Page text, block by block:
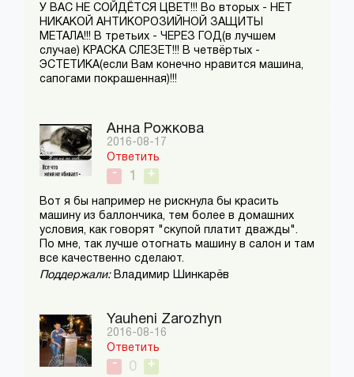
У ВАС НЕ СОЙДЁТСЯ ЦВЕТ!!! Во вторых - НЕТ
НИКАКОЙ АНТИКОРОЗИЙНОЙ ЗАЩИТЫ
МЕТАЛА!!! В третьих - ЧЕРЕЗ ГОД(в лучшем
случае) КРАСКА СЛЕЗЕТ!!! В четвёртых -
ЭСТЕТИКА(если Вам конечно нравится машина,
сапогами покрашенная)!!!
Анна Рожкова
2016-08-17
Ответить
-
1 +
Вот я бы например не рискнула бы красить
машину из баллончика, тем более в домашних
условия, как говорят "скупой платит дважды".
По мне, так лучше отогнать машину в салон и там
все качественно сделают.
Поддержали: Владимир Шинкарёв
Yauheni Zarozhyn
2016-08-16
Ответить
-
0 +